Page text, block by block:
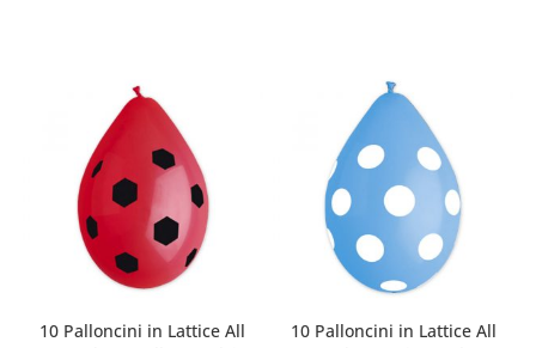
10 Palloncini in Lattice All
10 Palloncini in Lattice All